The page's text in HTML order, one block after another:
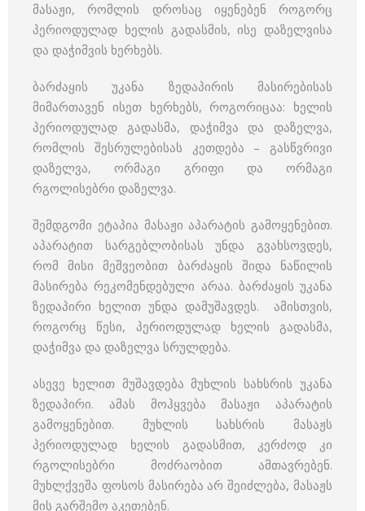
მასაჟი, რომლის დროსაც იყენებენ როგორც
პერიოდულად ხელის გადასმის, ისე დაზელვისა
და დაჭიმვის ხერხებს.
ბარძაყის უკანა ზედაპირის მასირებისას
მიმართავენ ისეთ ხერხებს, როგორიცაა: ხელის
პერიოდულად გადასმა, დაჭიმვა და დაზელვა,
რომლის შესრულებისას კეთდება – გასწვრივი
დაზელვა, ორმაგი გრიფი და ორმაგი
რგოლისებრი დაზელვა.
შემდგომი ეტაპია მასაჟი აპარატის გამოყენებით.
აპარატით სარგებლობისას უნდა გვახსოვდეს,
რომ მისი მეშვეობით ბარძაყის შიდა ნაწილის
მასირება რეკომენდებული არაა. ბარძაყის უკანა
ზედაპირი ხელით უნდა დამუშავდეს. ამისთვის,
როგორც წესი, პერიოდულად ხელის გადასმა,
დაჭიმვა და დაზელვა სრულდება.
ასევე ხელით მუშავდება მუხლის სახსრის უკანა
ზედაპირი. ამას მოჰყვება მასაჟი აპარატის
გამოყენებით. მუხლის სახსრის მასაჟს
პერიოდულად ხელის გადასმით, კერძოდ კი
რგოლისებრი მოძრაობით ამთავრებენ.
მუხლქვეშა ფოსოს მასირება არ შეიძლება, მასაჟს
მის გარშემო აკეთებენ.